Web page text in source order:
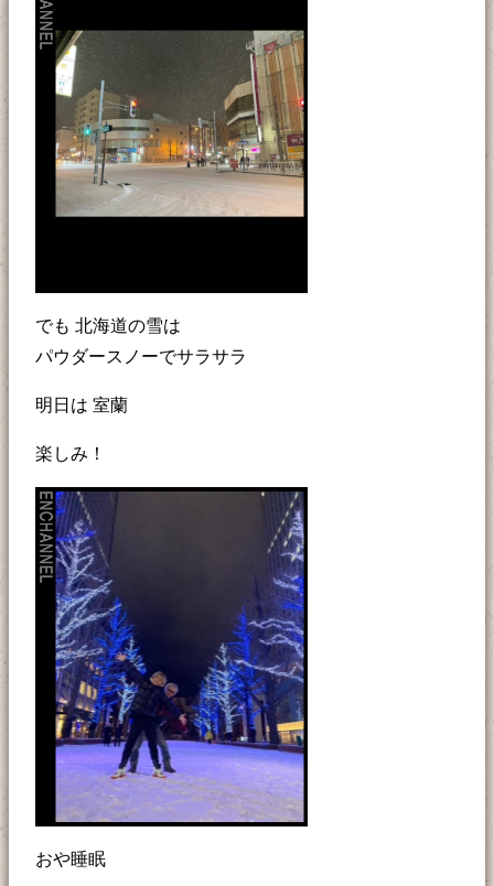
でも 北海道の雪は
パウダースノーでサラサラ
明日は 室蘭
楽しみ！
おや睡眠